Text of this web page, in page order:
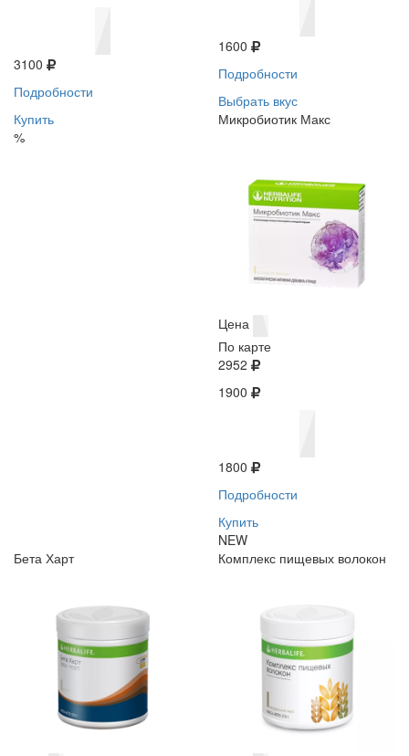
3100
Подробности
Купить
%
1600
Подробности
Выбрать вкус
Микробиотик Макс
Цена
По карте
2952
1900
1800
Подробности
Купить
NEW
Бета Харт
Комплекс пищевых волокон